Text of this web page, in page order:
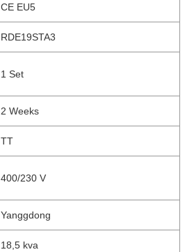
CE EU5
RDE19STA3
1 Set
2 Weeks
TT
400/230 V
Yanggdong
18,5 kva